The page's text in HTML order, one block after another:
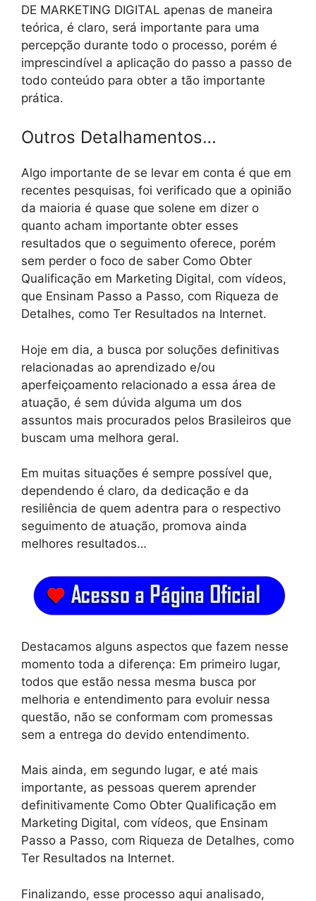
DE MARKETING DIGITAL apenas de maneira
teórica, é claro, será importante para uma
percepção durante todo o processo, porém é
imprescindível a aplicação do passo a passo de
todo conteúdo para obter a tão importante
prática.
Outros Detalhamentos…
Algo importante de se levar em conta é que em
recentes pesquisas, foi verificado que a opinião
da maioria é quase que solene em dizer o
quanto acham importante obter esses
resultados que o seguimento oferece, porém
sem perder o foco de saber Como Obter
Qualificação em Marketing Digital, com vídeos,
que Ensinam Passo a Passo, com Riqueza de
Detalhes, como Ter Resultados na Internet.
Hoje em dia, a busca por soluções definitivas
relacionadas ao aprendizado e/ou
aperfeiçoamento relacionado a essa área de
atuação, é sem dúvida alguma um dos
assuntos mais procurados pelos Brasileiros que
buscam uma melhora geral.
Em muitas situações é sempre possível que,
dependendo é claro, da dedicação e da
resiliência de quem adentra para o respectivo
seguimento de atuação, promova ainda
melhores resultados…
Destacamos alguns aspectos que fazem nesse
momento toda a diferença: Em primeiro lugar,
todos que estão nessa mesma busca por
melhoria e entendimento para evoluir nessa
questão, não se conformam com promessas
sem a entrega do devido entendimento.
Mais ainda, em segundo lugar, e até mais
importante, as pessoas querem aprender
definitivamente Como Obter Qualificação em
Marketing Digital, com vídeos, que Ensinam
Passo a Passo, com Riqueza de Detalhes, como
Ter Resultados na Internet.
Finalizando, esse processo aqui analisado,